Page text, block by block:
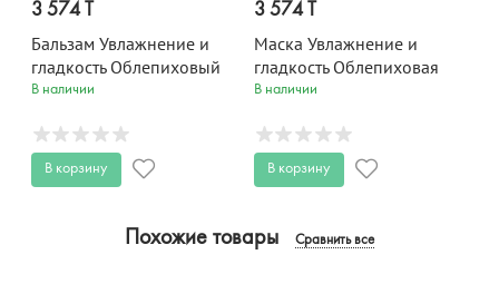
3 574 T
Бальзам Увлажнение и
гладкость Облепиховый
Organic Oil 250 мл
В наличии
В корзину
3 574 T
Маска Увлажнение и
гладкость Облепиховая
Organic Oil 270 мл
В наличии
В корзину
Похожие товары Сравнить все